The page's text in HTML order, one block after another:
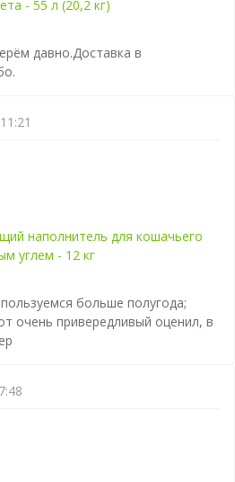
- 55 л (20,2 кг)
давно.Доставка в
наполнитель для кошачьего
углем - 12 кг
больше полугода;
очень привередливый оценил, в